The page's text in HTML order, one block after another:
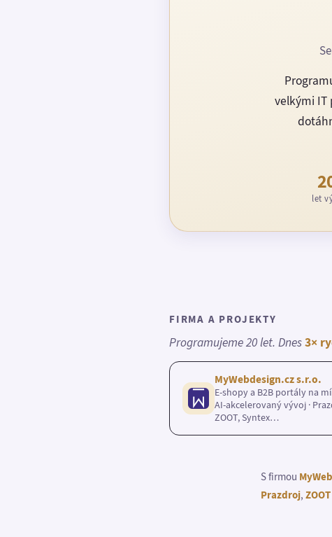
velkými IT
let
FIRMA A PROJEKTY
Programujeme 20 let. Dnes3×
MyWebdesign.cz s.r.o.
E-shopy a B2B portály na
AI-akcelerovaný vývoj ·
ZOOT, Syntex…
S firmou
Prazdroj,ZOOT